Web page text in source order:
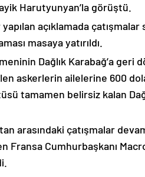
Harutyunyan’la görüştü.
açıklamada
masaya yatırıldı.
Dağlık Karabağ’a geri
askerlerin ailelerine 600
tamamen belirsiz kalan
arasındaki çatışmalar
Fransa Cumhurbaşkanı